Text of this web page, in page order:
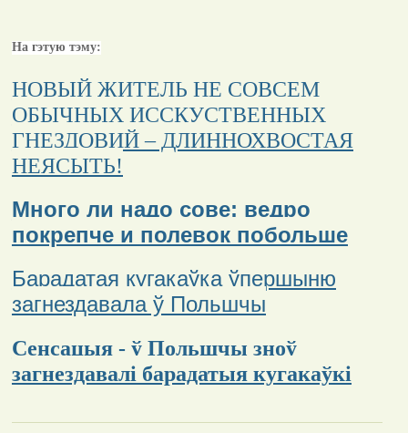
На гэтую тэму:
НОВЫЙ ЖИТЕЛЬ НЕ СОВСЕМ
ОБЫЧНЫХ ИССКУСТВЕННЫХ
ГНЕЗДОВИЙ – ДЛИННОХВОСТАЯ
НЕЯСЫТЬ!
Много ли надо сове: ведро
покрепче и полевок побольше
Барадатая кугакаўка ўпершыню
загнездавала ў Польшчы
Сенсацыя - ў Польшчы зноў
загнездавалі барадатыя кугакаўкі